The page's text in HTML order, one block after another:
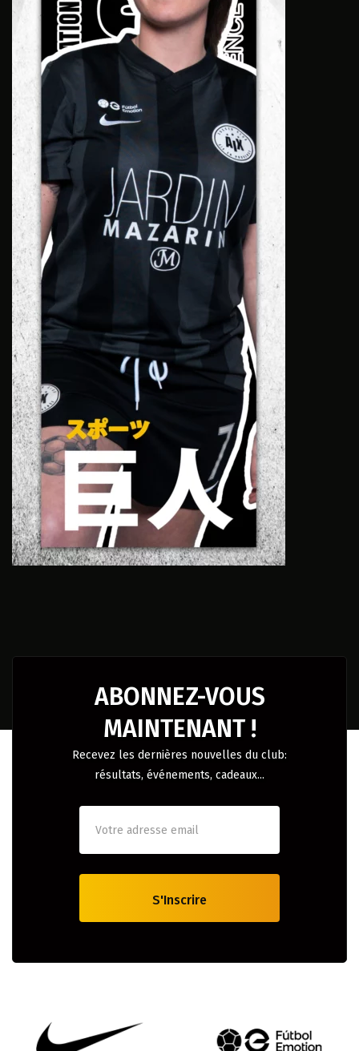
ABONNEZ-VOUS
MAINTENANT !
Recevez les dernières nouvelles du club:
résultats, événements, cadeaux...